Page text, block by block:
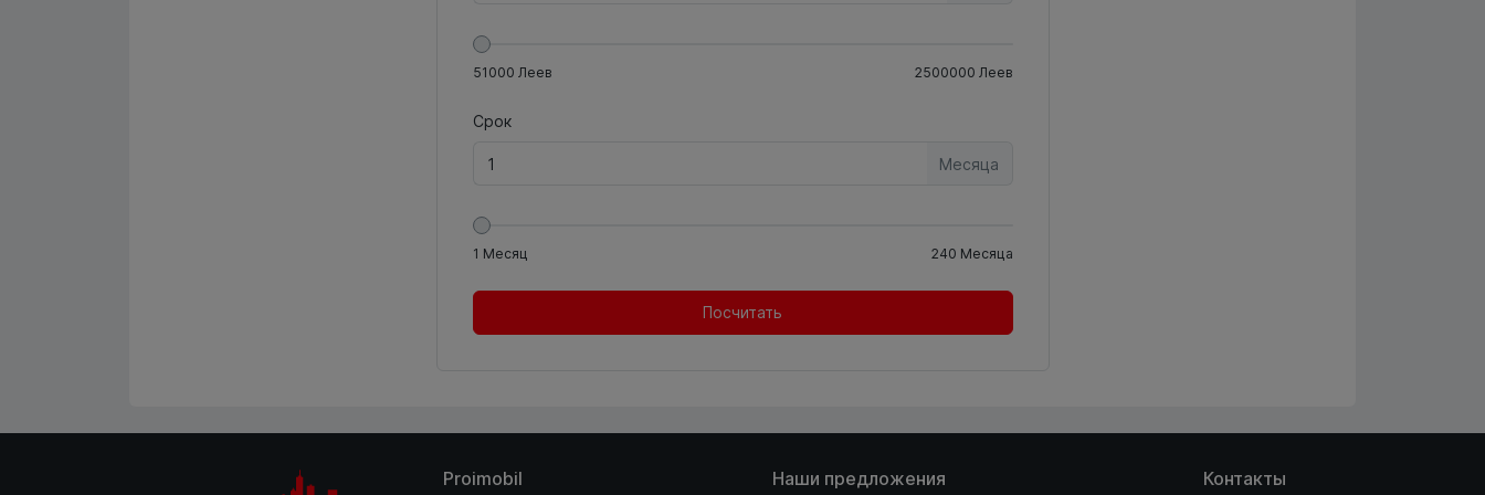
51000 Леев 2500000 Леев
Срок
Месяца
1 Месяц 240 Месяца
Посчитать
Proimobil Наши предложения Контакты